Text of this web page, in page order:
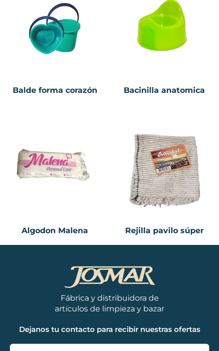
Balde forma corazón Bacinilla anatomica
Algodon Malena Rejilla pavilo súper
Fábrica y distribuidora de
artículos de limpieza y bazar
Dejanos tu contacto para recibir nuestras ofertas